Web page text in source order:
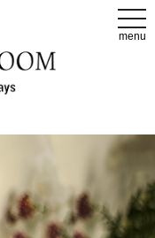
t
o
g
i
o
menu